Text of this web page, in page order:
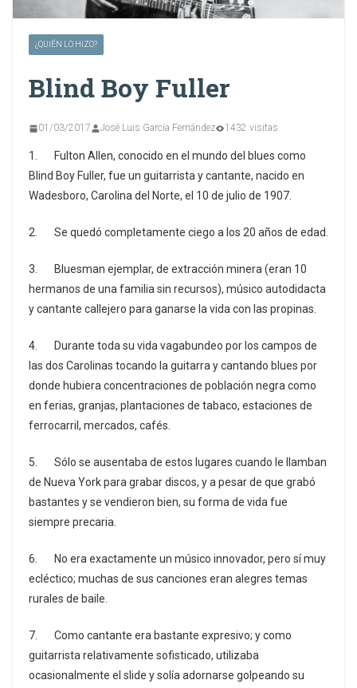
¿QUIÉN LO HIZO?
Blind Boy Fuller
01/03/2017 José Luis García Fernández 1432 visitas
1. Fulton Allen, conocido en el mundo del blues como
Blind Boy Fuller, fue un guitarrista y cantante, nacido en
Wadesboro, Carolina del Norte, el 10 de julio de 1907.
2. Se quedó completamente ciego a los 20 años de edad.
3. Bluesman ejemplar, de extracción minera (eran 10
hermanos de una familia sin recursos), músico autodidacta
y cantante callejero para ganarse la vida con las propinas.
4. Durante toda su vida vagabundeo por los campos de
las dos Carolinas tocando la guitarra y cantando blues por
donde hubiera concentraciones de población negra como
en ferias, granjas, plantaciones de tabaco, estaciones de
ferrocarril, mercados, cafés.
5. Sólo se ausentaba de estos lugares cuando le llamban
de Nueva York para grabar discos, y a pesar de que grabó
bastantes y se vendieron bien, su forma de vida fue
siempre precaria.
6. No era exactamente un músico innovador, pero sí muy
ecléctico; muchas de sus canciones eran alegres temas
rurales de baile.
7. Como cantante era bastante expresivo; y como
guitarrista relativamente sofisticado, utilizaba
ocasionalmente el slide y solía adornarse golpeando su